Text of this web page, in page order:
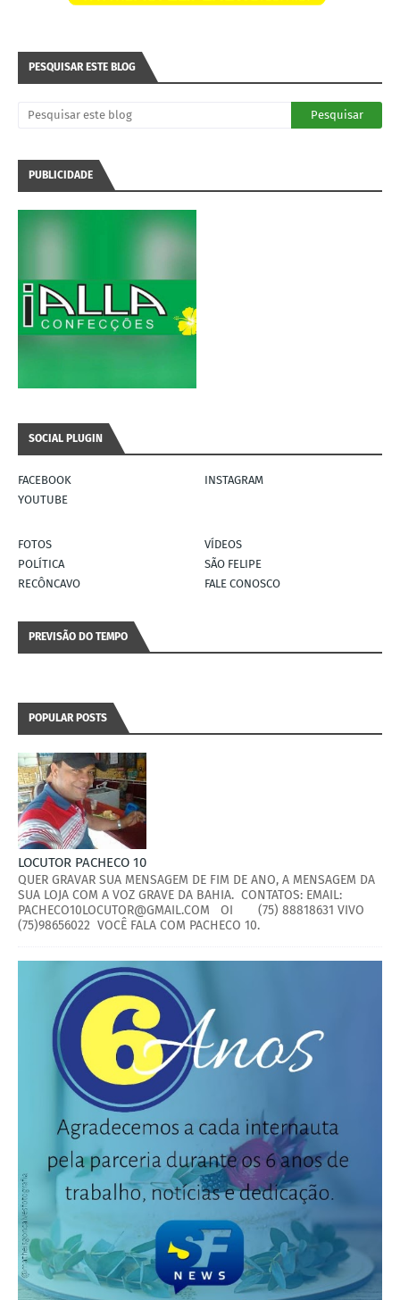
PESQUISAR ESTE BLOG
PUBLICIDADE
SOCIAL PLUGIN
FACEBOOK
INSTAGRAM
YOUTUBE
FOTOS
VÍDEOS
POLÍTICA
SÃO FELIPE
RECÔNCAVO
FALE CONOSCO
PREVISÃO DO TEMPO
POPULAR POSTS
LOCUTOR PACHECO 10
QUER GRAVAR SUA MENSAGEM DE FIM DE ANO, A MENSAGEM DA
SUA LOJA COM A VOZ GRAVE DA BAHIA. CONTATOS: EMAIL:
PACHECO10LOCUTOR@GMAIL.COM OI (75) 88818631 VIVO
(75)98656022 VOCÊ FALA COM PACHECO 10.